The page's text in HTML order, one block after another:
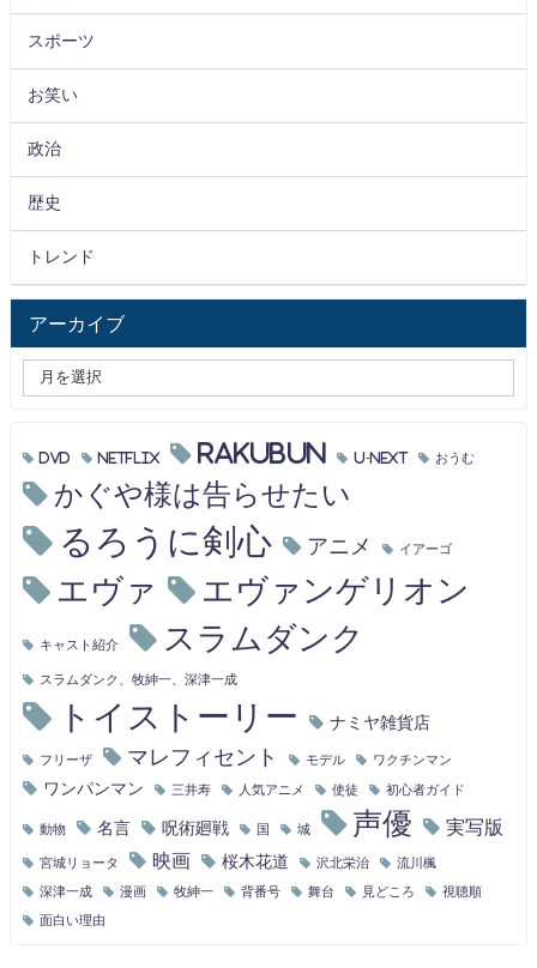
スポーツ
お笑い
政治
歴史
トレンド
アーカイブ
DVD Netflix RAKUBUN U-NEXT おうむ
かぐや様は告らせたい
るろうに剣心 アニメ イアーゴ
エヴァ エヴァンゲリオン
キャスト紹介 スラムダンク
スラムダンク、牧紳一、深津一成
トイストーリー ナミヤ雑貨店
フリーザ マレフィセント モデル ワクチンマン
ワンパンマン 三井寿 人気アニメ 使徒 初心者ガイド
動物 名言 呪術廻戦 国 城 声優 実写版
宮城リョータ 映画 桜木花道 沢北栄治 流川楓
深津一成 漫画 牧紳一 背番号 舞台 見どころ 視聴順
面白い理由